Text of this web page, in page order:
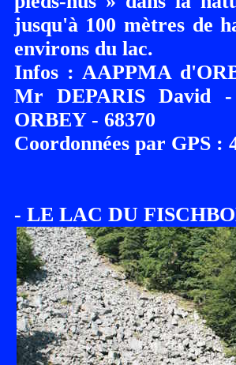
jusqu'à 100 mètres de
environs du lac.
Infos : AAPPMA
Mr DEPARIS David
ORBEY - 68370
Coordonnées par GPS :
- LE LAC DU